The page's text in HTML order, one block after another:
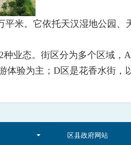
平米。它依托天汉湿地公园、
种业态。街区分为多个区域， A
体验为主； D 区是花香水街，
区县政府网站